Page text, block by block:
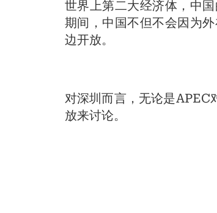
世界上第二大经济体，中
期间，中国不但不会因为
边开放。
对深圳而言，无论是APEC
放来讨论。